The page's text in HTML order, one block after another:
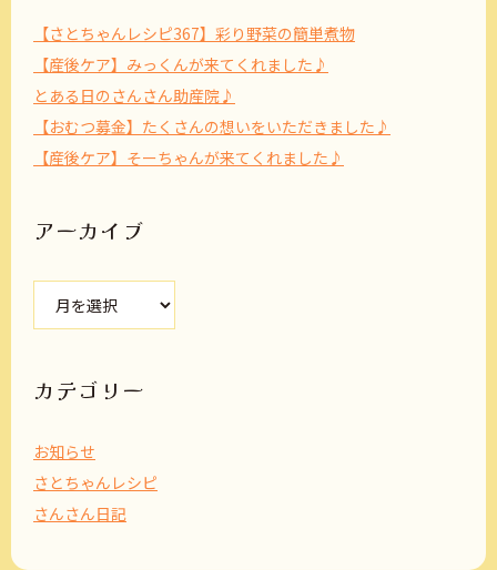
【さとちゃんレシピ367】彩り野菜の簡単煮物
【産後ケア】みっくんが来てくれました♪
とある日のさんさん助産院♪
【おむつ募金】たくさんの想いをいただきました♪
【産後ケア】そーちゃんが来てくれました♪
アーカイブ
ブ
カテゴリー
お知らせ
さとちゃんレシピ
さんさん日記